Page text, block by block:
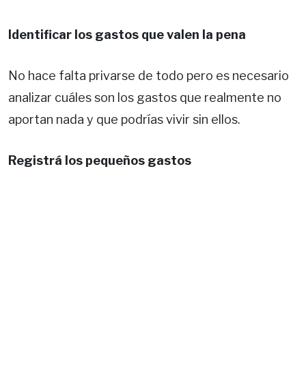
Identificar los gastos que valen la pena
No hace falta privarse de todo pero es necesario
analizar cuáles son los gastos que realmente no
aportan nada y que podrías vivir sin ellos.
Registrá los pequeños gastos